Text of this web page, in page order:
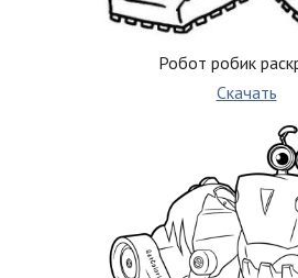
Робот робик
Скачать